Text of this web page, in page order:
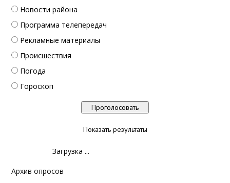
Новости района
Программа телепередач
Рекламные материалы
Происшествия
Погода
Гороскоп
Показать результаты
Загрузка ...
Архив опросов